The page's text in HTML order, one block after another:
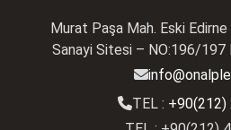
Murat Paşa Mah. Eski
Sanayi Sitesi – NO:196/197
TEL : +90(212)